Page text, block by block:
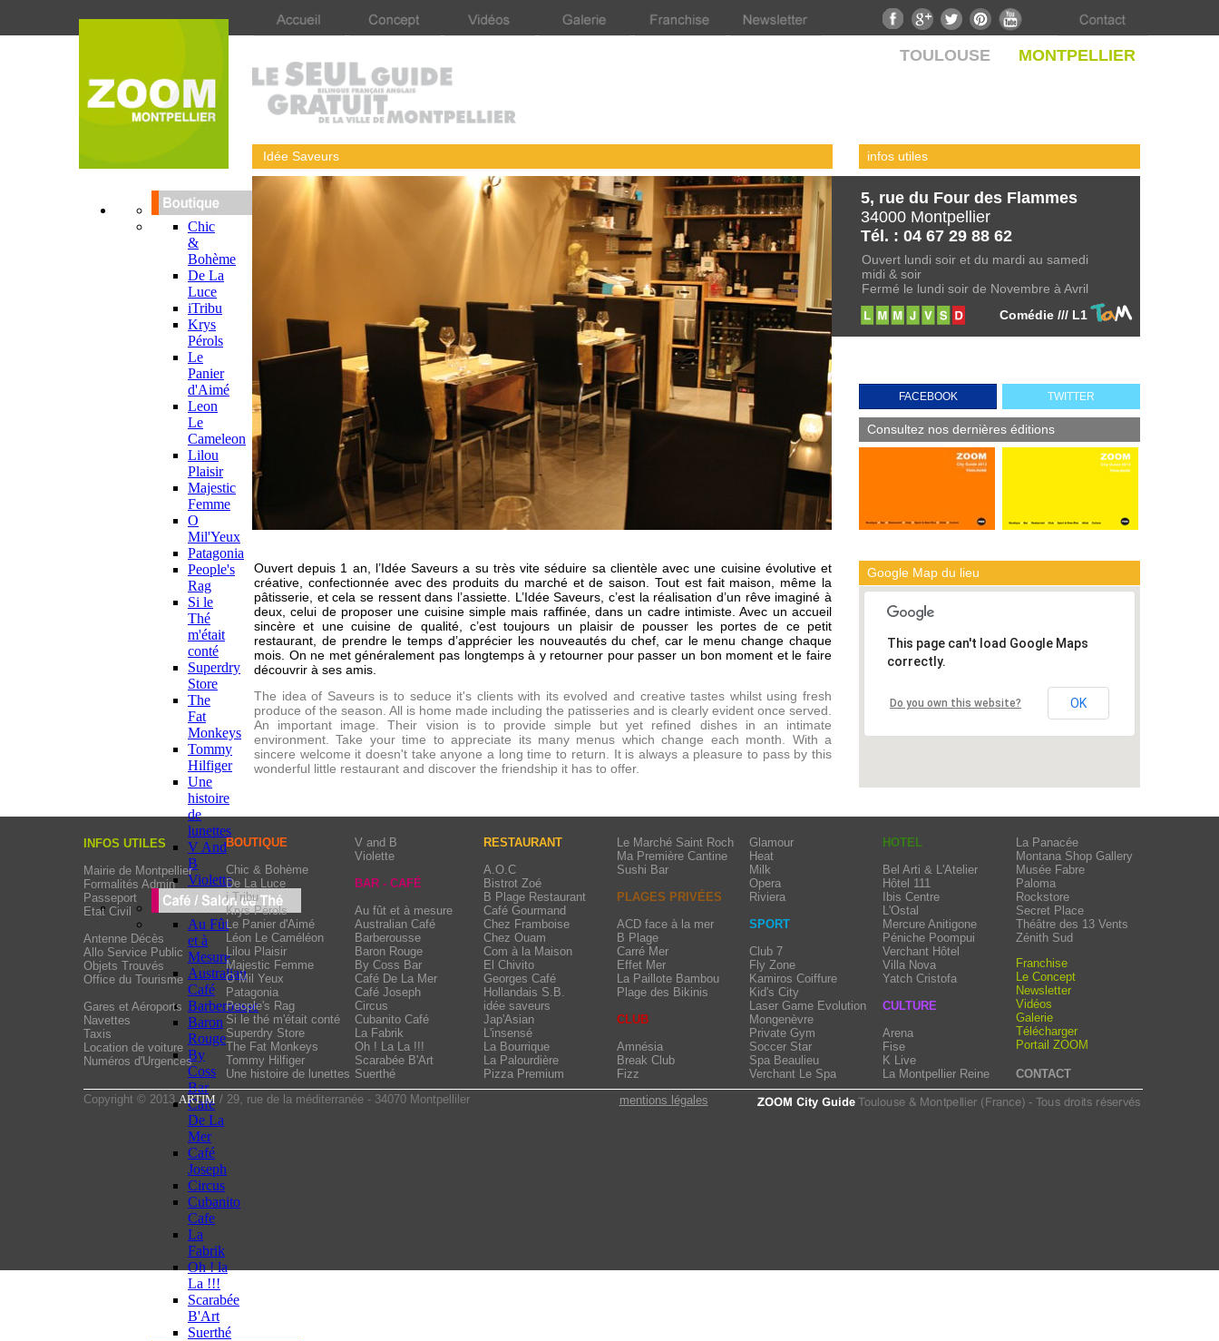
The idea of Saveurs is to seduce it's clients with its evolved and creative tastes whilst using fresh
produce of the season. All is home made including the patisseries and is clearly evident once served.
An important image. Their vision is to provide simple but yet refined dishes in an intimate
environment. Take your time to appreciate its many menus which change each month. With a
sincere welcome it doesn't take anyone a long time to return. It is always a pleasure to pass by this
wonderful little restaurant and discover the friendship it has to offer.
Ouvert depuis 1 an, l’Idée Saveurs a su très vite séduire sa clientèle avec une cuisine évolutive et
créative, confectionnée avec des produits du marché et de saison. Tout est fait maison, même la
pâtisserie, et cela se ressent dans l’assiette. L’Idée Saveurs, c’est la réalisation d’un rêve imaginé à
deux, celui de proposer une cuisine simple mais raffinée, dans un cadre intimiste. Avec un accueil
sincère et une cuisine de qualité, c’est toujours un plaisir de pousser les portes de ce petit
restaurant, de prendre le temps d’apprécier les nouveautés du chef, car le menu change chaque
mois. On ne met généralement pas longtemps à y retourner pour passer un bon moment et le faire
découvrir à ses amis.
Ouvert lundi soir et du mardi au samedi
midi & soir
Fermé le lundi soir de Novembre à Avril
Comédie /// L1
5, rue du Four des Flammes
34000 Montpellier
Tél. : 04 67 29 88 62
This page can't load Google Maps
correctly.
Do you own this website? OK
Idée Saveurs
Chic
&
Bohème
De La
Luce
iTribu
Krys
Pérols
Le
Panier
d'Aimé
Leon
Le
Cameleon
Lilou
Plaisir
Majestic
Femme
O
Mil'Yeux
Patagonia
People's
Rag
Si le
Thé
m'était
conté
Superdry
Store
The
Fat
Monkeys
Tommy
Hilfiger
Une
histoire
de
lunettes
V And
B
Violette
Au Fût
et à
Mesure
Australian
Café
Barberousse
Baron
Rouge
By
Coss
Bar
Cafe
De La
Mer
Café
Joseph
Circus
Cubanito
Cafe
La
Fabrik
Oh ! la
La !!!
Scarabée
B'Art
Suerthé
MONTPELLIER
TOULOUSE
TWITTER
FACEBOOK
Consultez nos dernières éditions
Google Map du lieu
infos utiles
V and B
Violette
BAR - CAFÉ
Au fût et à mesure
Australian Café
Barberousse
Baron Rouge
By Coss Bar
Café De La Mer
Café Joseph
Circus
Cubanito Café
La Fabrik
Oh ! La La !!!
Scarabée B'Art
Suerthé
Franchise
Le Concept
Newsletter
Vidéos
Galerie
Télécharger
Portail ZOOM
mentions légales
La Panacée
Montana Shop Gallery
Musée Fabre
Paloma
Rockstore
Secret Place
Théâtre des 13 Vents
Zénith Sud
CONTACT
HOTEL
Bel Arti & L'Atelier
Hôtel 111
Ibis Centre
L'Ostal
Mercure Anitigone
Péniche Poompui
Verchant Hôtel
Villa Nova
Yatch Cristofa
CULTURE
Arena
Fise
K Live
La Montpellier Reine
Glamour
Heat
Milk
Opera
Riviera
SPORT
Club 7
Fly Zone
Kamiros Coiffure
Kid's City
Laser Game Evolution
Mongenèvre
Private Gym
Soccer Star
Spa Beaulieu
Verchant Le Spa
INFOS UTILES
Mairie de Montpellier
Formalités Admin
Passeport
Etat Civil
Antenne Décès
Allo Service Public
Objets Trouvés
Office du Tourisme
Gares et Aéroports
Navettes
Taxis
Location de voiture
Numéros d'Urgences
Copyright © 2013ARTIM / 29, rue de la méditerranée - 34070 Montpelliler
Le Marché Saint Roch
Ma Première Cantine
Sushi Bar
PLAGES PRIVÉES
ACD face à la mer
B Plage
Carré Mer
Effet Mer
La Paillote Bambou
Plage des Bikinis
CLUB
Amnésia
Break Club
Fizz
RESTAURANT
A.O.C
Bistrot Zoé
B Plage Restaurant
Café Gourmand
Chez Framboise
Chez Ouam
Com à la Maison
El Chivito
Georges Café
Hollandais S.B.
idée saveurs
Jap'Asian
L'insensé
La Bourrique
La Palourdière
Pizza Premium
BOUTIQUE
Chic & Bohème
De La Luce
i Tribu
Krys Pérols
Le Panier d'Aimé
Léon Le Caméléon
Lilou Plaisir
Majestic Femme
O Mil Yeux
Patagonia
People's Rag
Si le thé m'était conté
Superdry Store
The Fat Monkeys
Tommy Hilfiger
Une histoire de lunettes